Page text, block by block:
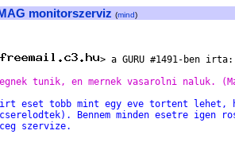
monitorszerviz (mind)
> a GURU #1491-ben irta:
tunik, en mernek vasarolni naluk.
eset tobb mint egy eve tortent lehet,
Bennem minden esetre igen
szervize.